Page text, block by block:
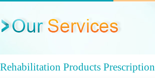
Rehabilitation Products Prescription